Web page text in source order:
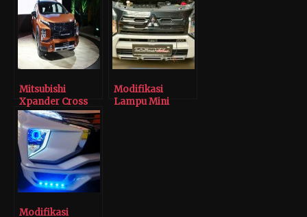
Mitsubishi
Xpander Cross
Siap Bermain di
Segmen
Crossover
Modifikasi
Lampu Mini
Modifikasi